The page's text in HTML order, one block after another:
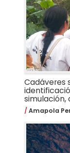
Cadáveres
simulación,
Amapola